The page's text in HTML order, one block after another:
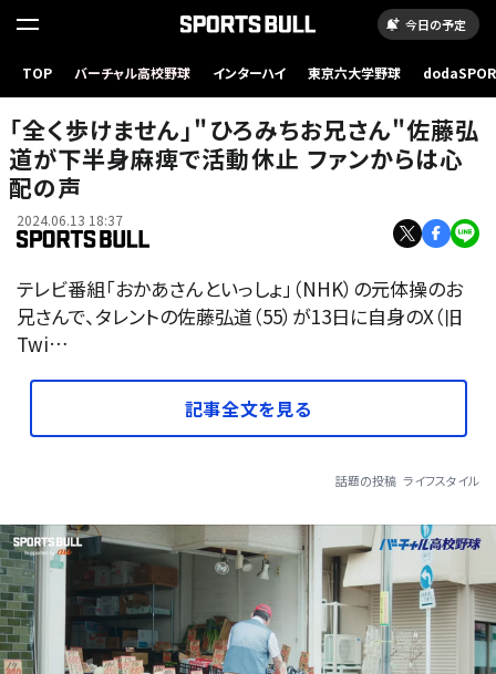
今日の予定
TOP バーチャル高校野球 インターハイ 東京六大学野球
「全く歩けません」"ひろみちお兄さん"佐藤弘
道が下半身麻痺で活動休止 ファンからは心
配の声
2024.06.13 18:37
テレビ番組「おかあさんといっしょ」（NHK）の元体操のお
兄さんで、タレントの佐藤弘道（55）が13日に自身のX（旧
Twi…
記事全文を見る
話題の投稿 ライフスタイル